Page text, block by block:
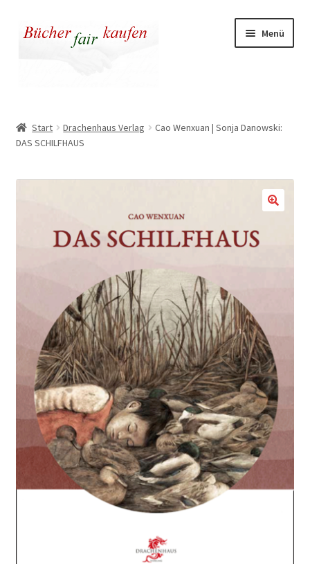
Zur
Navigation
Zum
Inhalt
Menü
Kasse
Warenkorb
Start Drachenhaus Verlag
Cao Wenxuan | Sonja Danowski:
DAS SCHILFHAUS